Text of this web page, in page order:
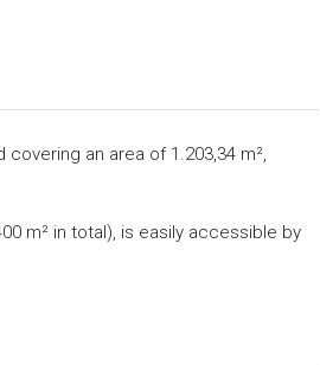
an area of 1.203,34 m²,
m² in total), is easily accessible by